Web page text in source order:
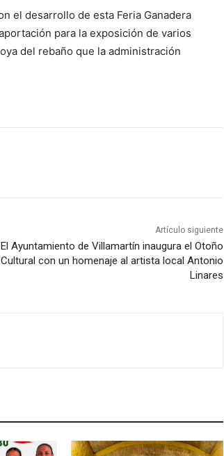
el desarrollo de esta Feria Ganadera
para la exposición de varios
del rebaño que la administración
Artículo siguiente
El Ayuntamiento de Villamartín inaugura el Otoño
Cultural con un homenaje al artista local Antonio
Linares